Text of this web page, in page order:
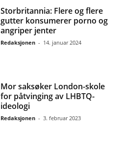
Storbritannia: Flere og flere
gutter konsumerer porno og
angriper jenter
Redaksjonen - 14. januar 2024
Mor saksøker London-skole
for påtvinging av LHBTQ-
ideologi
Redaksjonen - 3. februar 2023